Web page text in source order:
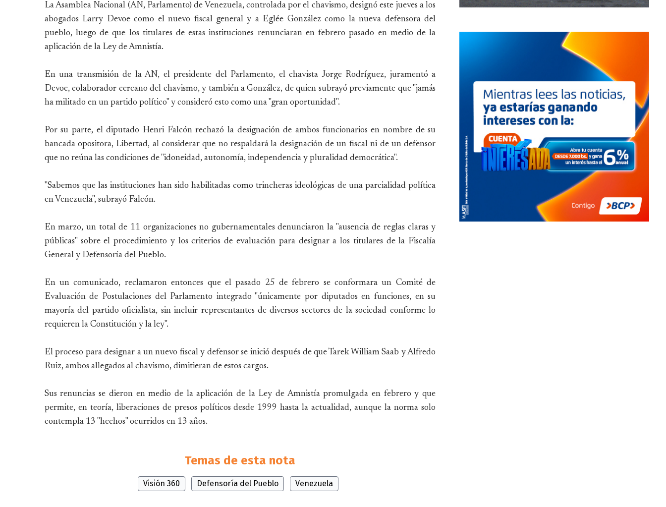
La Asamblea Nacional (AN, Parlamento) de Venezuela, controlada por el chavismo, designó este jueves a los
abogados Larry Devoe como el nuevo fiscal general y a Eglée González como la nueva defensora del
pueblo, luego de que los titulares de estas instituciones renunciaran en febrero pasado en medio de la
aplicación de la Ley de Amnistía.
En una transmisión de la AN, el presidente del Parlamento, el chavista Jorge Rodríguez, juramentó a
Devoe, colaborador cercano del chavismo, y también a González, de quien subrayó previamente que "jamás
ha militado en un partido político" y consideró esto como una "gran oportunidad".
Por su parte, el diputado Henri Falcón rechazó la designación de ambos funcionarios en nombre de su
bancada opositora, Libertad, al considerar que no respaldará la designación de un fiscal ni de un defensor
que no reúna las condiciones de "idoneidad, autonomía, independencia y pluralidad democrática".
"Sabemos que las instituciones han sido habilitadas como trincheras ideológicas de una parcialidad política
en Venezuela", subrayó Falcón.
En marzo, un total de 11 organizaciones no gubernamentales denunciaron la "ausencia de reglas claras y
públicas" sobre el procedimiento y los criterios de evaluación para designar a los titulares de la Fiscalía
General y Defensoría del Pueblo.
En un comunicado, reclamaron entonces que el pasado 25 de febrero se conformara un Comité de
Evaluación de Postulaciones del Parlamento integrado "únicamente por diputados en funciones, en su
mayoría del partido oficialista, sin incluir representantes de diversos sectores de la sociedad conforme lo
requieren la Constitución y la ley".
El proceso para designar a un nuevo fiscal y defensor se inició después de que Tarek William Saab y Alfredo
Ruiz, ambos allegados al chavismo, dimitieran de estos cargos.
Sus renuncias se dieron en medio de la aplicación de la Ley de Amnistía promulgada en febrero y que
permite, en teoría, liberaciones de presos políticos desde 1999 hasta la actualidad, aunque la norma solo
contempla 13 "hechos" ocurridos en 13 años.
Temas de esta nota
Visión 360 Defensoría del Pueblo Venezuela